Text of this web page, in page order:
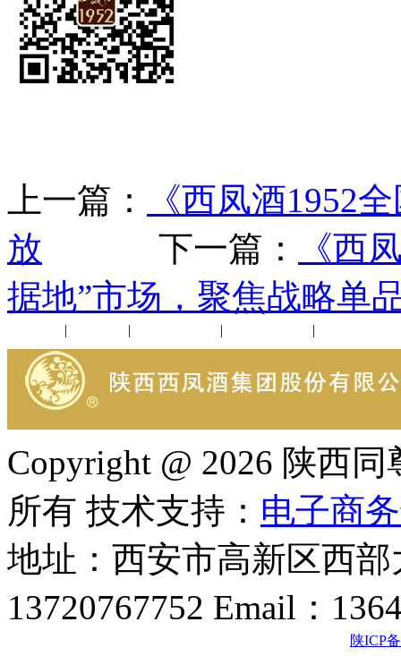
上一篇：
《西凤酒1952
放 下一篇：
《西
据地”市场，聚焦战略单
| | | |
Copyright @ 2026 陕西
所有 技术支持： 电子商
地址：西安市高新区西
13720767752 Email：
陕ICP